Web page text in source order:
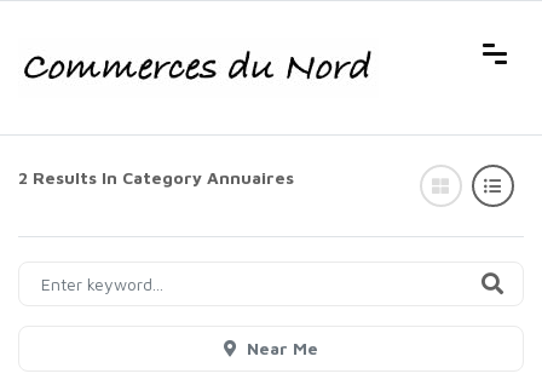
2 Results In Category Annuaires
Near Me